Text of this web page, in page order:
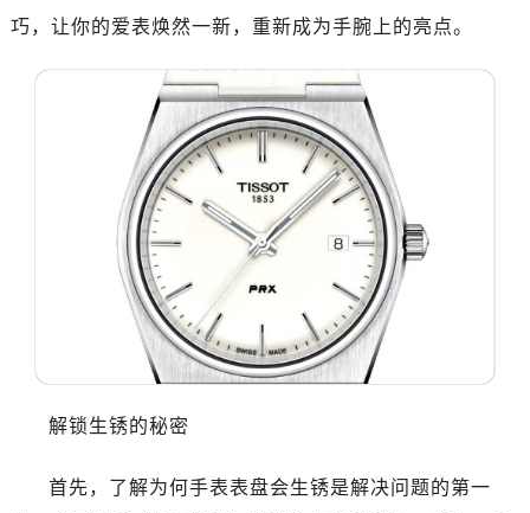
巧，让你的爱表焕然一新，重新成为手腕上的亮点。
解锁生锈的秘密
首先，了解为何手表表盘会生锈是解决问题的第一